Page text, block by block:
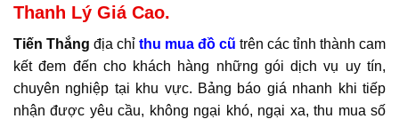
Thanh Lý Giá Cao.
Tiến Thắng địa chỉ thu mua đồ cũ trên các tỉnh thành cam
kết đem đến cho khách hàng những gói dịch vụ uy tín,
chuyên nghiệp tại khu vực. Bảng báo giá nhanh khi tiếp
nhận được yêu cầu, không ngại khó, ngại xa, thu mua số